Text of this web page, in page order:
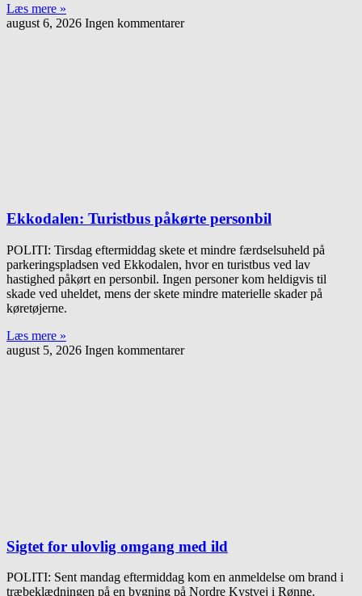
Læs mere »
august 6, 2026 Ingen kommentarer
Ekkodalen: Turistbus påkørte personbil
POLITI: Tirsdag eftermiddag skete et mindre færdselsuheld på
parkeringspladsen ved Ekkodalen, hvor en turistbus ved lav
hastighed påkørt en personbil. Ingen personer kom heldigvis til
skade ved uheldet, mens der skete mindre materielle skader på
køretøjerne.
Læs mere »
august 5, 2026 Ingen kommentarer
Sigtet for ulovlig omgang med ild
POLITI: Sent mandag eftermiddag kom en anmeldelse om brand i
træbeklædningen på en bygning på Nordre Kystvej i Rønne.